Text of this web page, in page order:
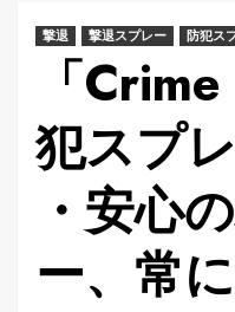
撃退 撃退スプレー 防犯ス
「
犯スプ
・安心
ー、常